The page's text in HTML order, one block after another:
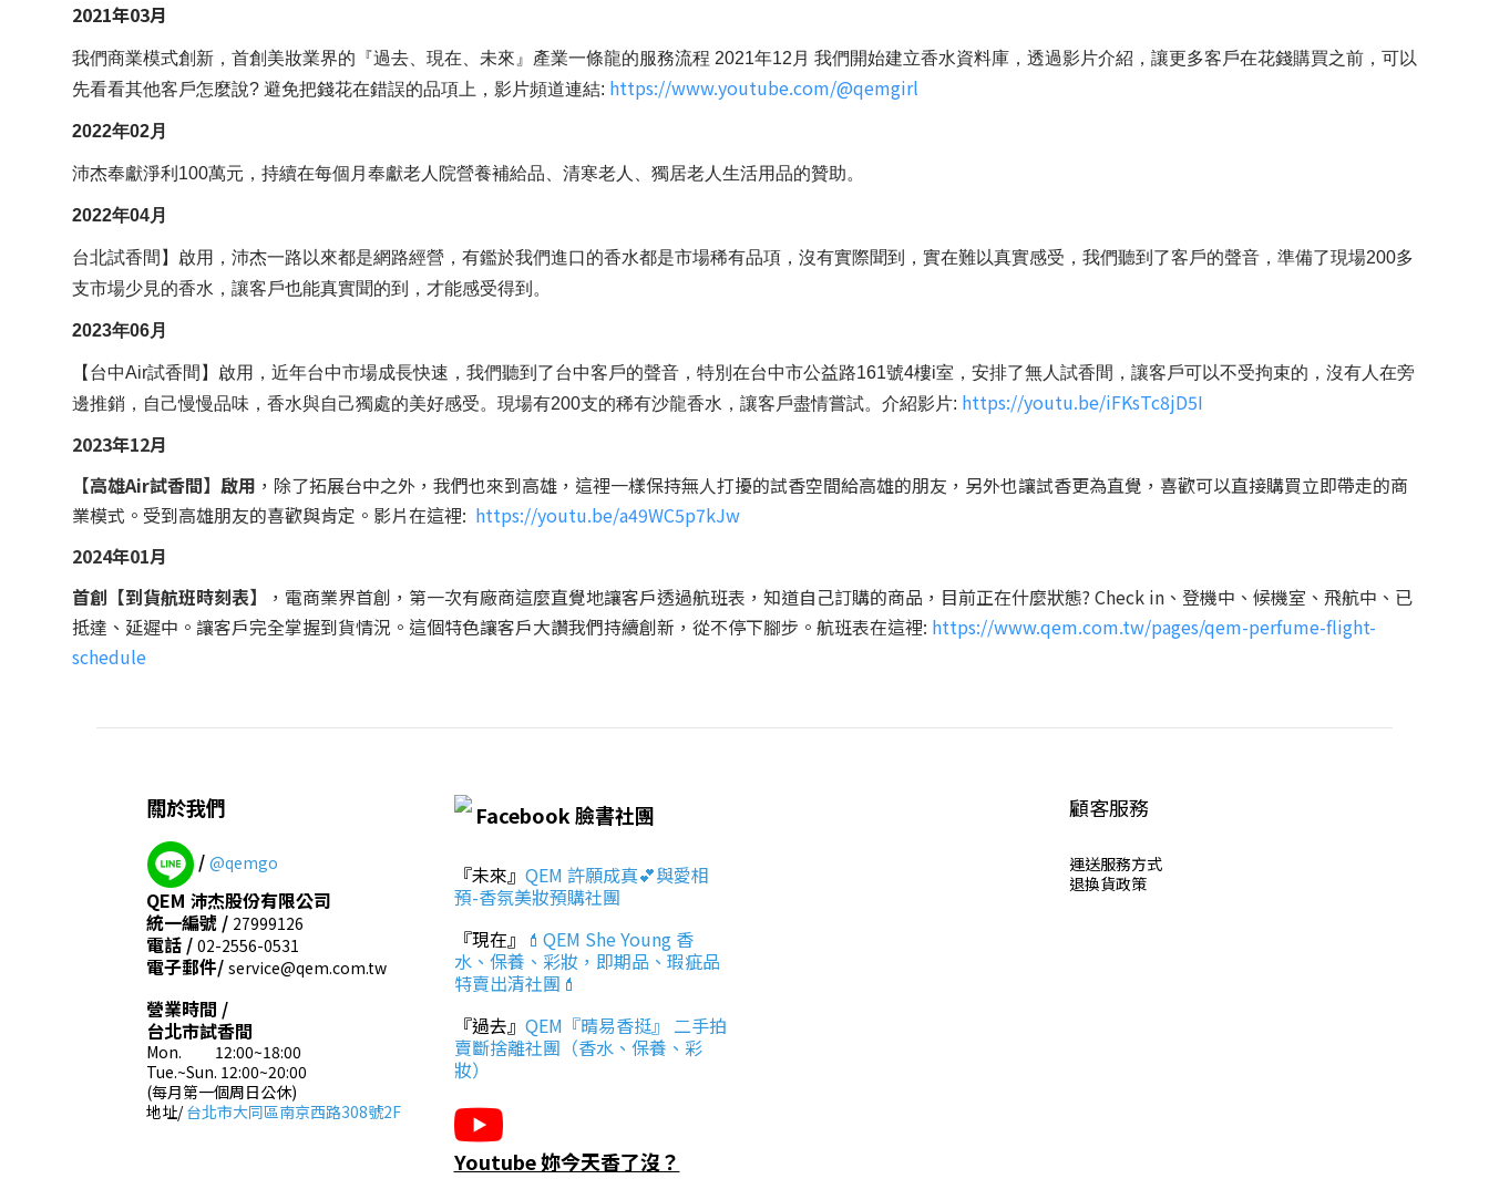
2021年03月
我們商業模式創新，首創美妝業界的『過去、現在、未來』產業一條龍的服務流程 2021年12月 我們開始建立香水資料庫，透過影片介紹，讓更多客戶在花錢購買之前，可以
先看看其他客戶怎麼說? 避免把錢花在錯誤的品項上，影片頻道連結: https://www.youtube.com/@qemgirl
2022年02月
沛杰奉獻淨利100萬元，持續在每個月奉獻老人院營養補給品、清寒老人、獨居老人生活用品的贊助。
2022年04月
台北試香間】啟用，沛杰一路以來都是網路經營，有鑑於我們進口的香水都是市場稀有品項，沒有實際聞到，實在難以真實感受，我們聽到了客戶的聲音，準備了現場200多
支市場少見的香水，讓客戶也能真實聞的到，才能感受得到。
2023年06月
【台中Air試香間】啟用，近年台中市場成長快速，我們聽到了台中客戶的聲音，特別在台中市公益路161號4樓i室，安排了無人試香間，讓客戶可以不受拘束的，沒有人在旁
邊推銷，自己慢慢品味，香水與自己獨處的美好感受。現場有200支的稀有沙龍香水，讓客戶盡情嘗試。介紹影片: https://youtu.be/iFKsTc8jD5I
2023年12月
【高雄Air試香間】啟用 ，除了拓展台中之外，我們也來到高雄，這裡一樣保持無人打擾的試香空間給高雄的朋友，另外也讓試香更為直覺，喜歡可以直接購買立即帶走的商
業模式。受到高雄朋友的喜歡與肯定。影片在這裡: https://youtu.be/a49WC5p7kJw
2024年01月
首創【到貨航班時刻表】
，電商業界首創，第一次有廠商這麼直覺地讓客戶透過航班表，知道自己訂購的商品，目前正在什麼狀態? Check in、登機中、候機室、飛航中、已
抵達、延遲中。讓客戶完全掌握到貨情況。這個特色讓客戶大讚我們持續創新，從不停下腳步。航班表在這裡: https://www.qem.com.tw/pages/qem-perfume-flight-
schedule
關於我們
/ @qemgo
QEM 沛杰股份有限公司
統一編號 / 27999126
電話 / 02-2556-0531
電子郵件/ service@qem.com.tw
營業時間 /
台北市試香間
Mon. 12:00~18:00
Tue.~Sun. 12:00~20:00
(每月第一個周日公休)
地址/台北市大同區南京西路308號2F
Facebook 臉書社團
『未來』 QEM 許願成真💕與愛相
預-香氛美妝預購社團
『現在』 💄QEM She Young 香
水、保養、彩妝，即期品、瑕疵品
特賣出清社團💄
『過去』 QEM『晴易香挺』 二手拍
賣斷捨離社團（香水、保養、彩
妝）
Youtube 妳今天香了沒？
顧客服務
運送服務方式
退換貨政策